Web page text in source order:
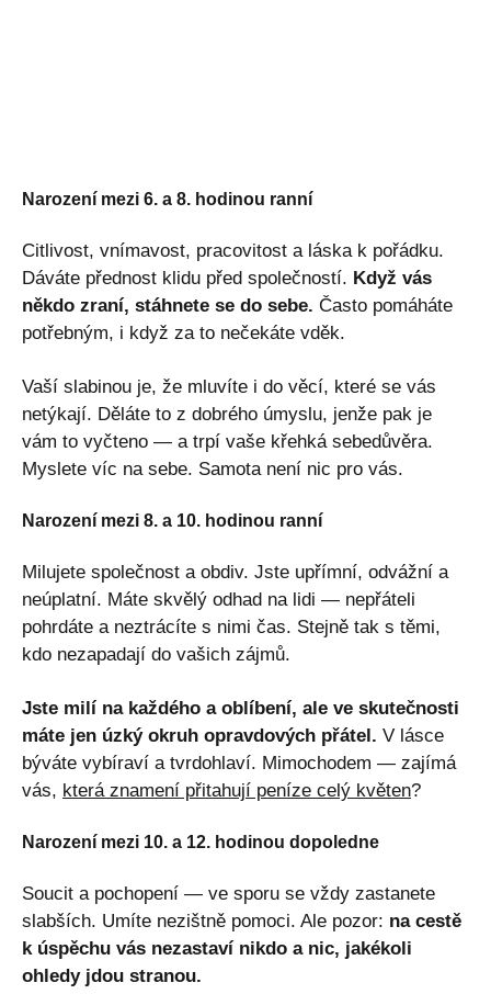
Narození mezi 6. a 8. hodinou ranní
Citlivost, vnímavost, pracovitost a láska k pořádku.
Dáváte přednost klidu před společností. Když vás
někdo zraní, stáhnete se do sebe. Často pomáháte
potřebným, i když za to nečekáte vděk.
Vaší slabinou je, že mluvíte i do věcí, které se vás
netýkají. Děláte to z dobrého úmyslu, jenže pak je
vám to vyčteno — a trpí vaše křehká sebedůvěra.
Myslete víc na sebe. Samota není nic pro vás.
Narození mezi 8. a 10. hodinou ranní
Milujete společnost a obdiv. Jste upřímní, odvážní a
neúplatní. Máte skvělý odhad na lidi — nepřáteli
pohrdáte a neztrácíte s nimi čas. Stejně tak s těmi,
kdo nezapadají do vašich zájmů.
Jste milí na každého a oblíbení, ale ve skutečnosti
máte jen úzký okruh opravdových přátel. V lásce
býváte vybíraví a tvrdohlaví. Mimochodem — zajímá
vás, která znamení přitahují peníze celý květen?
Narození mezi 10. a 12. hodinou dopoledne
Soucit a pochopení — ve sporu se vždy zastanete
slabších. Umíte nezištně pomoci. Ale pozor: na cestě
k úspěchu vás nezastaví nikdo a nic, jakékoli
ohledy jdou stranou.